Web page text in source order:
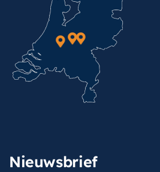
Nieuwsbrief